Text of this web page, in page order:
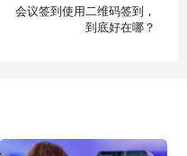
会议签到使用二维码签到，
到底好在哪？